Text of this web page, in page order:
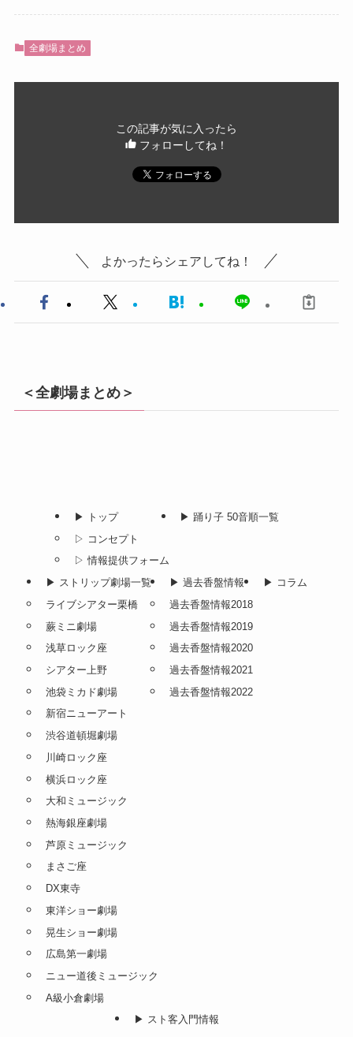
全劇場まとめ
この記事が気に入ったら
フォローしてね！
よかったらシェアしてね！
＜全劇場まとめ＞
▶︎ トップ
▷ コンセプト
▷ 情報提供フォーム
▶︎ 踊り子 50音順一覧
▶︎ ストリップ劇場一覧
ライブシアター栗橋
蕨ミニ劇場
浅草ロック座
シアター上野
池袋ミカド劇場
新宿ニューアート
渋谷道頓堀劇場
川崎ロック座
横浜ロック座
大和ミュージック
熱海銀座劇場
芦原ミュージック
まさご座
DX東寺
東洋ショー劇場
晃生ショー劇場
広島第一劇場
ニュー道後ミュージック
A級小倉劇場
▶︎ 過去香盤情報
過去香盤情報2018
過去香盤情報2019
過去香盤情報2020
過去香盤情報2021
過去香盤情報2022
▶︎ コラム
▶︎ スト客入門情報